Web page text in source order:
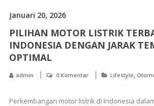
Januari 20, 2026
PILIHAN MOTOR LISTRIK
INDONESIA DENGAN JARAK
OPTIMAL
admin 0 Komentar Lifestyle,
Perkembangan motor listrik di Indonesia